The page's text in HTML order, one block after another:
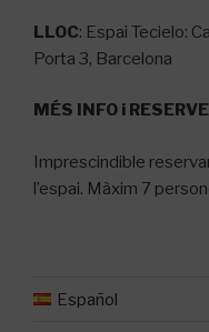
LLOC: Espai Tecielo:
Porta 3, Barcelona
MÉS INFO i
Imprescindible
l’espai. Màxim 7
Español